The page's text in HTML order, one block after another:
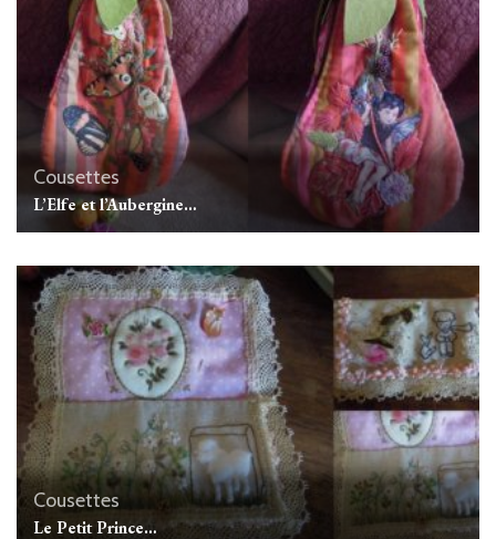
Cousettes
L’Elfe et l’Aubergine…
Cousettes
Le Petit Prince…